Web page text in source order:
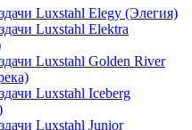
Luxstahl Elegy (Элегия)
Luxstahl Elektra
Luxstahl Golden River
Luxstahl Iceberg
Luxstahl Junior